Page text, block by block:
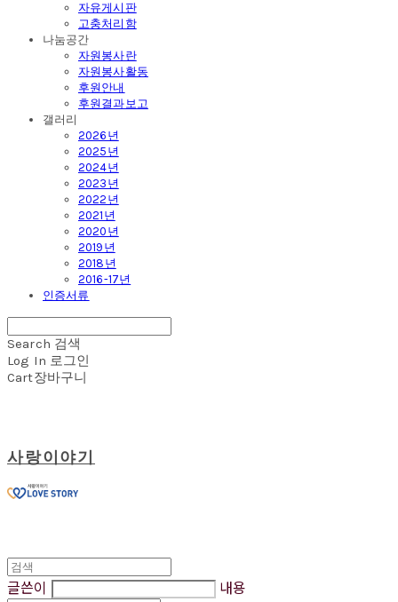
자유게시판
고충처리함
나눔공간
자원봉사란
자원봉사활동
후원안내
후원결과보고
갤러리
2026년
2025년
2024년
2023년
2022년
2021년
2020년
2019년
2018년
2016-17년
인증서류
Search 검색
Log In 로그인
Cart장바구니
사랑이야기
글쓴이 내용